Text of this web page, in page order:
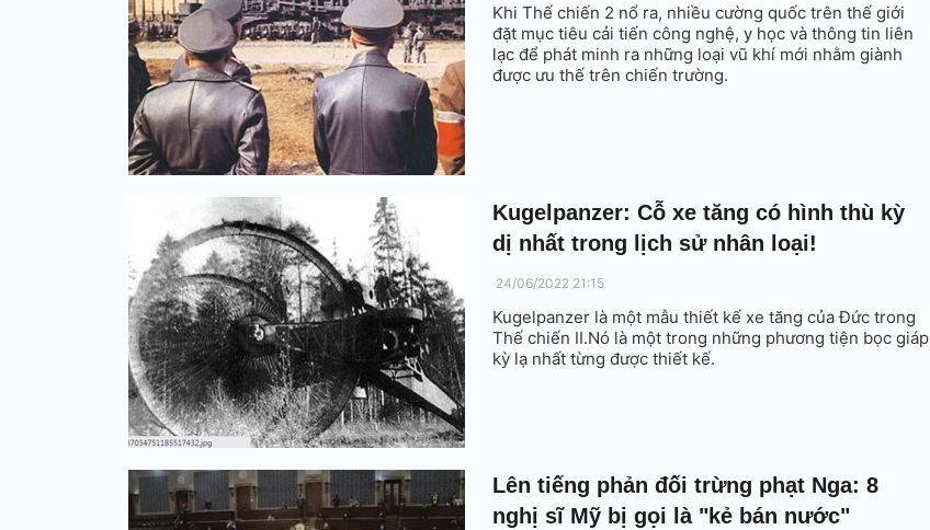
Khi Thế chiến 2 nổ ra, nhiều cường quốc trên thế giới
đặt mục tiêu cải tiến công nghệ, y học và thông tin liên
lạc để phát minh ra những loại vũ khí mới nhằm giành
được ưu thế trên chiến trường.
Kugelpanzer: Cỗ xe tăng có hình thù kỳ
dị nhất trong lịch sử nhân loại!
24/06/2022 21:15
Kugelpanzer là một mẫu thiết kế xe tăng của Đức trong
Thế chiến II.Nó là một trong những phương tiện bọc giáp
kỳ lạ nhất từng được thiết kế.
Lên tiếng phản đối trừng phạt Nga: 8
nghị sĩ Mỹ bị gọi là "kẻ bán nước"